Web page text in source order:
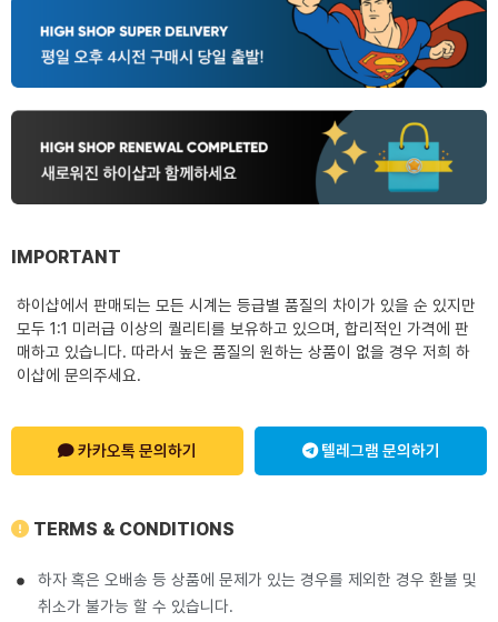
IMPORTANT
하이샵에서 판매되는 모든 시계는 등급별 품질의 차이가 있을 순 있지만
모두 1:1 미러급 이상의 퀄리티를 보유하고 있으며, 합리적인 가격에 판
매하고 있습니다. 따라서 높은 품질의 원하는 상품이 없을 경우 저희 하
이샵에 문의주세요.
카카오톡 문의하기 텔레그램 문의하기
TERMS & CONDITIONS
하자 혹은 오배송 등 상품에 문제가 있는 경우를 제외한 경우 환불 및
취소가 불가능 할 수 있습니다.